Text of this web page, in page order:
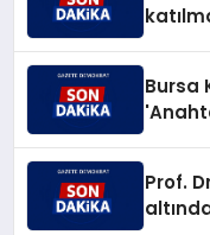
Bursa
Prof.